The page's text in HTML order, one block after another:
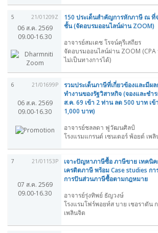
5 21/01209Z
06 ส.ค. 2569
09.00-16.30
150 ประเด็นสำคัญการหักภาษี ณ ที่
ชั้น (จัดอบรมออนไลน์ผ่าน ZOOM)
อาจารย์สมเดช โรจน์คุรีเสถียร
จัดอบรมออนไลน์ผ่าน ZOOM
ไม่เป็นทางการได้)
6 21/01699P
06 ส.ค. 2569
09.00-16.30
รวมประเด็นภาษีที่เกี่ยวข้องและมีผ
ทำงานของรัฐวิสาหกิจ (จองและชำร
ส.ค. 69 เข้า 2 ท่าน ลด 500 บาท เ
1,000 บาท)
อาจารย์ชลลดา ฟูวัฒนศิลป์
โรงแรมแกรนด์ เซนเตอร์ พ้อยต์ เพ
7 21/01153P
07 ส.ค. 2569
09.00-16.30
เจาะปัญหาภาษีซื้อ ภาษีขาย เทคนิ
เครดิตภาษี พร้อม Case studies ก
การปันส่วนภาษีซื้อตามกฎหมาย
อาจารย์รุ่งทิพย์ ธัญวงษ์
โรงแรมโฟร์พอยท์ส บาย เชอราตัน
เพลินจิต